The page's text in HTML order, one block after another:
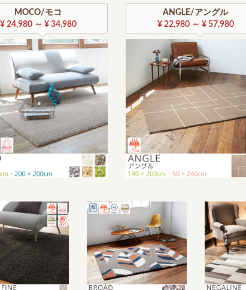
MOCO/モコ
¥ 24,980 ～ ¥ 34,980
ANGLE/アングル
¥ 22,980 ～ ¥ 57,980